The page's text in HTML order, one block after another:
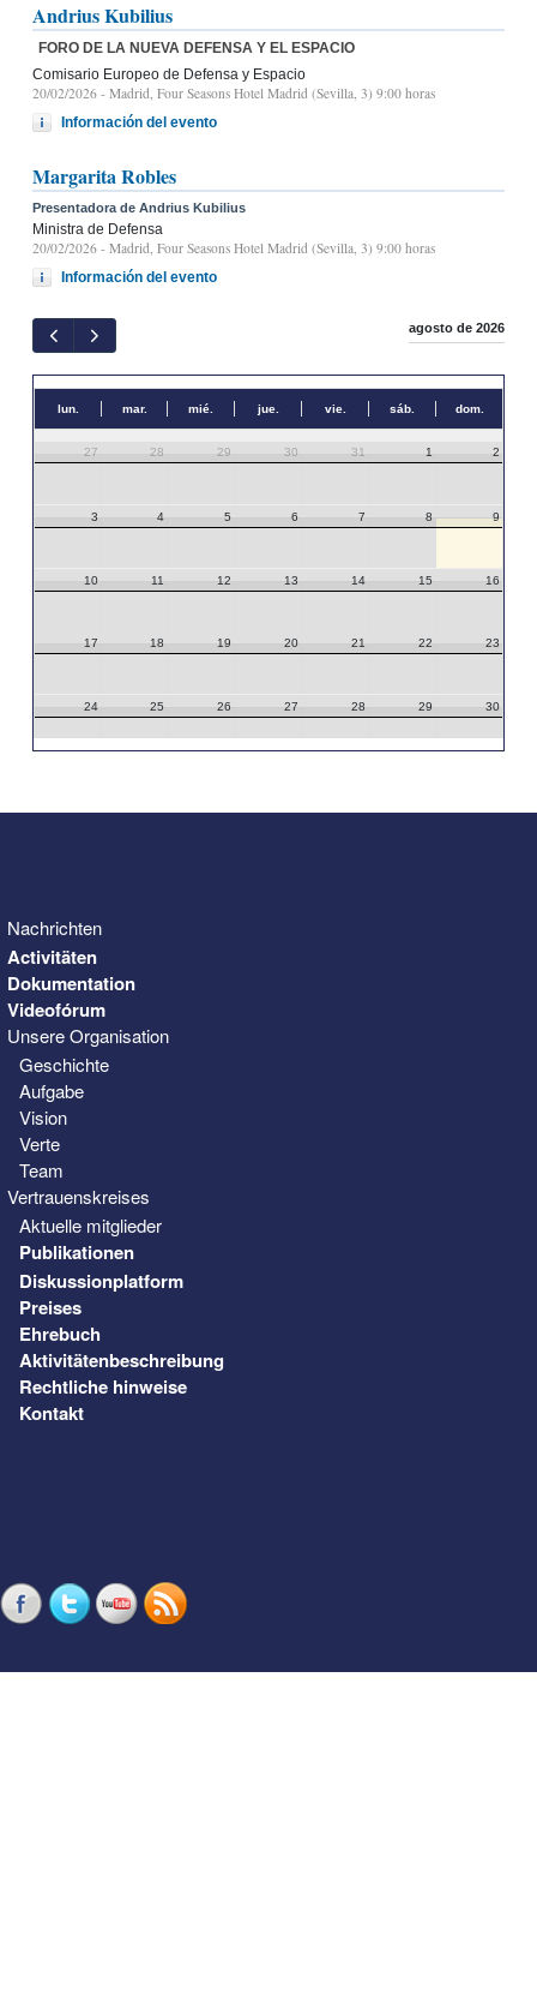
Andrius Kubilius
FORO DE LA NUEVA DEFENSA Y EL ESPACIO
Comisario Europeo de Defensa y Espacio
20/02/2026 - Madrid, Four Seasons Hotel Madrid (Sevilla, 3) 9:00 horas
Información del evento
Margarita Robles
Presentadora de Andrius Kubilius
Ministra de Defensa
20/02/2026 - Madrid, Four Seasons Hotel Madrid (Sevilla, 3) 9:00 horas
Información del evento
agosto de 2026
lun. mar. mié. jue. vie. sáb. dom.
27 28 29 30 31 1 2
3 4 5 6 7 8 9
10 11 12 13 14 15 16
17 18 19 20 21 22 23
24 25 26 27 28 29 30
Nachrichten
Activitäten
Dokumentation
Videofórum
Unsere Organisation
Geschichte
Aufgabe
Vision
Verte
Team
Vertrauenskreises
Aktuelle mitglieder
Publikationen
Diskussionplatform
Preises
Ehrebuch
Aktivitätenbeschreibung
Rechtliche hinweise
Kontakt